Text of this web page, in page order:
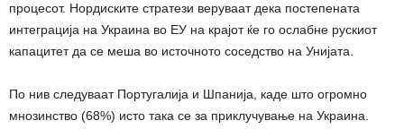
процесот. Нордиските стратези веруваат дека постепената
интеграција на Украина во ЕУ на крајот ќе го ослабне рускиот
капацитет да се меша во источното соседство на Унијата.
По нив следуваат Португалија и Шпанија, каде што огромно
мнозинство (68%) исто така се за приклучување на Украина.